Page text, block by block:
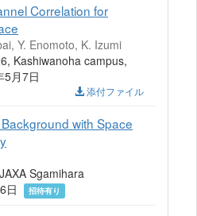
Correlation for
Y. Enomoto, K. Izumi
Kashiwanoha campus,
5月7日
添付ファイル
with Space
Sgamihara
日
招待有り